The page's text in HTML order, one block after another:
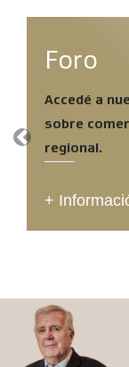
Foro
Accedé a
sobre
regional.
+
Previous